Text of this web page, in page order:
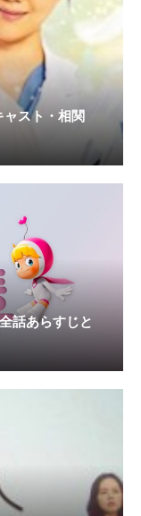
スト・相関
話あらすじと